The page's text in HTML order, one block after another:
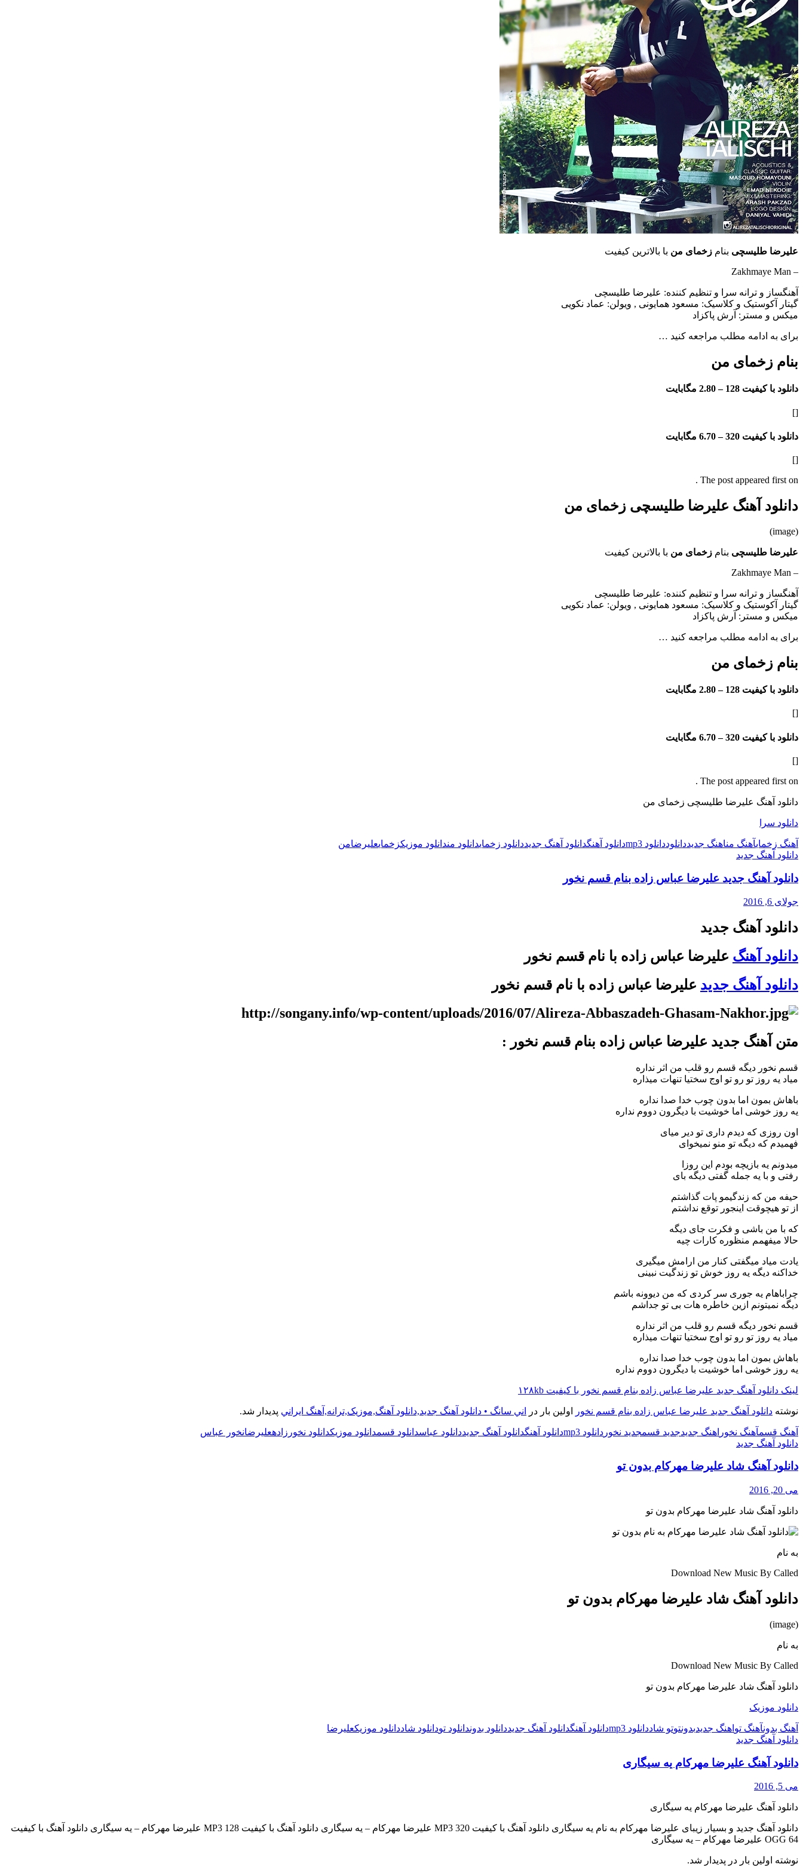
علیرضا طلیسچی بنام زخمای من با بالاترین کیفیت
– Zakhmaye Man
آهنگساز و ترانه سرا و تنظیم کننده: علیرضا طلیسچی
گیتار آکوستیک و کلاسیک: مسعود همایونی , ویولن: عماد نکویی
میکس و مستر: آرش پاکزاد
برای به ادامه مطلب مراجعه کنید …
بنام زخمای من
دانلود با کیفیت 128 – 2.80 مگابایت
[]
دانلود با کیفیت 320 – 6.70 مگابایت
[]
The post appeared first on .
دانلود آهنگ علیرضا طلیسچی زخمای من
(image)
علیرضا طلیسچی بنام زخمای من با بالاترین کیفیت
– Zakhmaye Man
آهنگساز و ترانه سرا و تنظیم کننده: علیرضا طلیسچی
گیتار آکوستیک و کلاسیک: مسعود همایونی , ویولن: عماد نکویی
میکس و مستر: آرش پاکزاد
برای به ادامه مطلب مراجعه کنید …
بنام زخمای من
دانلود با کیفیت 128 – 2.80 مگابایت
[]
دانلود با کیفیت 320 – 6.70 مگابایت
[]
The post appeared first on .
دانلود آهنگ علیرضا طلیسچی زخمای من
دانلود سرا
آهنگ زخمایآهنگ مناهنگ جدیددانلوددانلود mp3 دانلود آهنگدانلود آهنگ جدیددانلود زخمایدانلود مندانلود موزیکزخمایعلیرضامن
دانلود آهنگ جدید
دانلود آهنگ جدید علیرضا عباس زاده بنام قسم نخور
جولای 6, 2016
دانلود آهنگ جدید
دانلود آهنگ علیرضا عباس زاده با نام قسم نخور
دانلود آهنگ جدید علیرضا عباس زاده با نام قسم نخور
متن آهنگ جدید علیرضا عباس زاده بنام قسم نخور :
قسم نخور دیگه قسم رو قلب من اثر نداره
میاد یه روز تو رو تو اوج سختیا تنهات میذاره
باهاش بمون اما بدون چوب خدا صدا نداره
یه روز خوشی اما خوشیت با دیگرون دووم نداره
اون روزی که دیدم داری تو دیر میای
فهمیدم که دیگه تو منو نمیخوای
میدونم یه بازیچه بودم این روزا
رفتی و با یه جمله گفتی دیگه بای
حیفه من که زندگیمو پات گذاشتم
از تو هیچوقت اینجور توقع نداشتم
که با من باشی و فکرت جای دیگه
حالا میفهمم منظوره کارات چیه
یادت میاد میگفتی کنار من ارامش میگیری
خداکنه دیگه یه روز خوش تو زندگیت نبینی
چراباهام یه جوری سر کردی که من دیوونه باشم
دیگه نمیتونم ازین خاطره هات بی تو جداشم
قسم نخور دیگه قسم رو قلب من اثر نداره
میاد یه روز تو رو تو اوج سختیا تنهات میذاره
باهاش بمون اما بدون چوب خدا صدا نداره
یه روز خوشی اما خوشیت با دیگرون دووم نداره
لینک دانلود آهنگ جدید علیرضا عباس زاده بنام قسم نخور با کیفیت ۱۲۸kb
نوشته دانلود آهنگ جدید علیرضا عباس زاده بنام قسم نخور اولین بار در اني سانگ • دانلود آهنگ جديد,دانلود آهنگ,موزيک,ترانه,آهنگ ايراني پدیدار شد.
آهنگ قسمآهنگ نخور اهنگ جدیدجدید قسمجدید نخور دانلود mp3 دانلود آهنگدانلود آهنگ جدیددانلود عباسدانلود قسمدانلود موزیکدانلود نخور زادهعلیرضانخور عباس
دانلود آهنگ جدید
دانلود آهنگ شاد علیرضا مهرکام بدون تو
می 20, 2016
دانلود آهنگ شاد علیرضا مهرکام بدون تو
به نام
Download New Music By Called
دانلود آهنگ شاد علیرضا مهرکام بدون تو
(image)
به نام
Download New Music By Called
دانلود آهنگ شاد علیرضا مهرکام بدون تو
دانلود موزیک
آهنگ بدونآهنگ تو اهنگ جدیدبدونتوتو شاددانلود mp3 دانلود آهنگدانلود آهنگ جدیددانلود بدوندانلود تودانلود شاددانلود موزیکعلیرضا
دانلود آهنگ جدید
دانلود آهنگ علیرضا مهرکام یه سیگاری
می 5, 2016
دانلود آهنگ علیرضا مهرکام یه سیگاری
دانلود آهنگ جدید و بسیار زیبای علیرضا مهرکام به نام یه سیگاری دانلود آهنگ با کیفیت MP3 320 علیرضا مهرکام – یه سیگاری دانلود آهنگ با کیفیت MP3 128 علیرضا مهرکام – یه سیگاری دانلود آهنگ با کیفیت
OGG 64 علیرضا مهرکام – یه سیگاری
نوشته اولین بار در پدیدار شد.